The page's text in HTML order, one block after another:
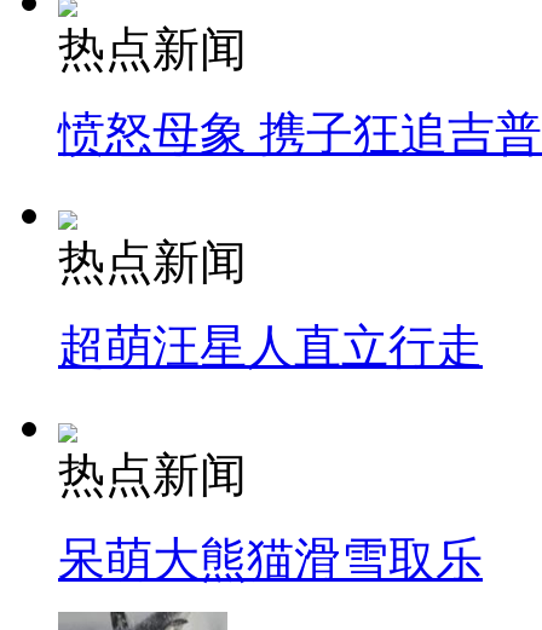
热点新闻
愤怒母象 携子狂追吉
热点新闻
超萌汪星人直立行走
热点新闻
呆萌大熊猫滑雪取乐